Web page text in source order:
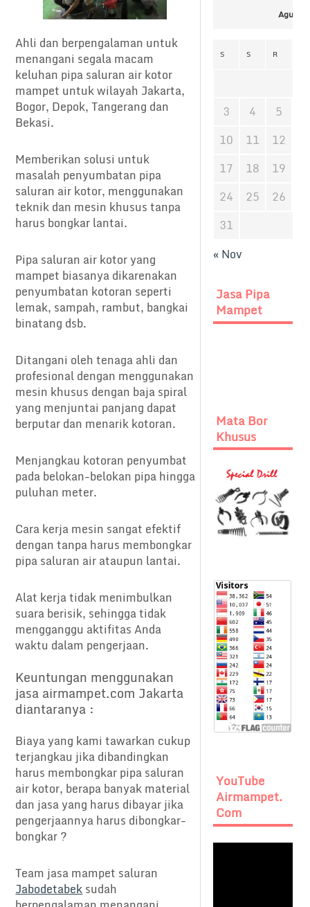
Ahli dan berpengalaman untuk
menangani segala macam
keluhan pipa saluran air kotor
mampet untuk wilayah Jakarta,
Bogor, Depok, Tangerang dan
Bekasi.
Memberikan solusi untuk
masalah penyumbatan pipa
saluran air kotor, menggunakan
teknik dan mesin khusus tanpa
harus bongkar lantai.
Pipa saluran air kotor yang
mampet biasanya dikarenakan
penyumbatan kotoran seperti
lemak, sampah, rambut, bangkai
binatang dsb.
Ditangani oleh tenaga ahli dan
profesional dengan menggunakan
mesin khusus dengan baja spiral
yang menjuntai panjang dapat
berputar dan menarik kotoran.
Menjangkau kotoran penyumbat
pada belokan-belokan pipa hingga
puluhan meter.
Cara kerja mesin sangat efektif
dengan tanpa harus membongkar
pipa saluran air ataupun lantai.
Alat kerja tidak menimbulkan
suara berisik, sehingga tidak
mengganggu aktifitas Anda
waktu dalam pengerjaan.
Keuntungan menggunakan
jasa airmampet.com Jakarta
diantaranya :
Biaya yang kami tawarkan cukup
terjangkau jika dibandingkan
harus membongkar pipa saluran
air kotor, berapa banyak material
dan jasa yang harus dibayar jika
pengerjaannya harus dibongkar-
bongkar ?
Team jasa mampet saluran
Jabodetabeksudah
S S R
3 4 5
10
11 12
17
18 19
24
25 26
31
« Nov
Jasa Pipa
Mampet
Mata Bor
Khusus
YouTube
Airmampet.
Com